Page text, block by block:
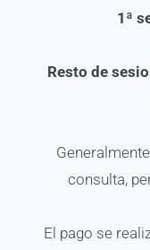
1ª
Resto de
consulta,
El pago se